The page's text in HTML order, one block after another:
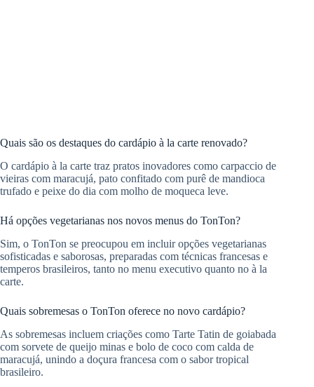
Quais são os destaques do cardápio à la carte renovado?
O cardápio à la carte traz pratos inovadores como carpaccio de
vieiras com maracujá, pato confitado com purê de mandioca
trufado e peixe do dia com molho de moqueca leve.
Há opções vegetarianas nos novos menus do TonTon?
Sim, o TonTon se preocupou em incluir opções vegetarianas
sofisticadas e saborosas, preparadas com técnicas francesas e
temperos brasileiros, tanto no menu executivo quanto no à la
carte.
Quais sobremesas o TonTon oferece no novo cardápio?
As sobremesas incluem criações como Tarte Tatin de goiabada
com sorvete de queijo minas e bolo de coco com calda de
maracujá, unindo a doçura francesa com o sabor tropical
brasileiro.